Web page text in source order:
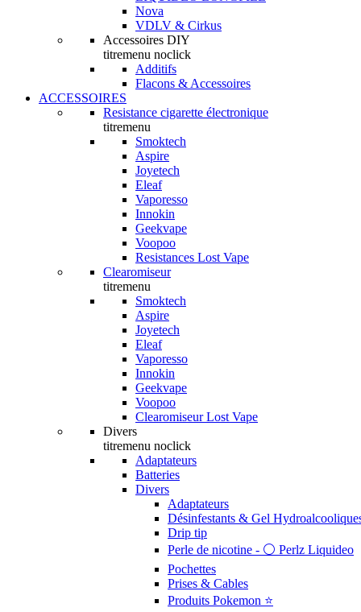
Nova
VDLV & Cirkus
Accessoires DIY
titremenu noclick
Additifs
Flacons & Accessoires
ACCESSOIRES
Resistance cigarette électronique
titremenu
Smoktech
Aspire
Joyetech
Eleaf
Vaporesso
Innokin
Geekvape
Voopoo
Resistances Lost Vape
Clearomiseur
titremenu
Smoktech
Aspire
Joyetech
Eleaf
Vaporesso
Innokin
Geekvape
Voopoo
Clearomiseur Lost Vape
Divers
titremenu noclick
Adaptateurs
Batteries
Divers
Adaptateurs
Désinfestants & Gel
Drip tip
Perle de nicotine - ⚪️ Perlz Liquideo
Pochettes
Prises & Cables
Produits Pokemon ⭐️